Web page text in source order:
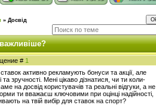
» Досвід
# 1
активно рекламують бонуси та акції, але
та зручності. Мені цікаво дізнатися, чи ти коли-
на досвід користувачів та реальні відгуки, а не
ти вважаєш ключовими при оцінці надійності,
на твій вибір для ставок на спорт?